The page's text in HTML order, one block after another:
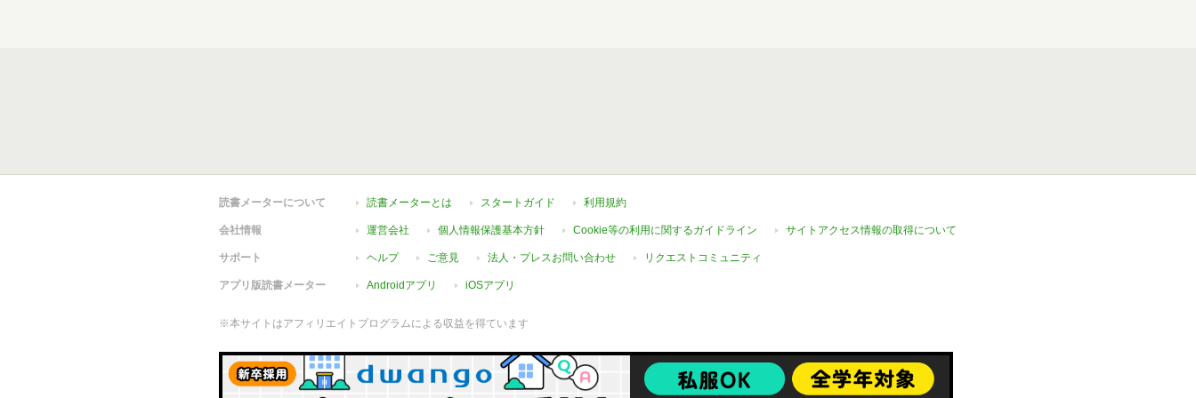
読書メーターについて 読書メーターとは スタートガイド 利用規約
会社情報 運営会社 個人情報保護基本方針 Cookie等の利用に関するガイドライン サイトアクセス情報の取得について
サポート ヘルプ ご意見 法人・プレスお問い合わせ リクエストコミュニティ
アプリ版読書メーター Androidアプリ iOSアプリ
※本サイトはアフィリエイトプログラムによる収益を得ています